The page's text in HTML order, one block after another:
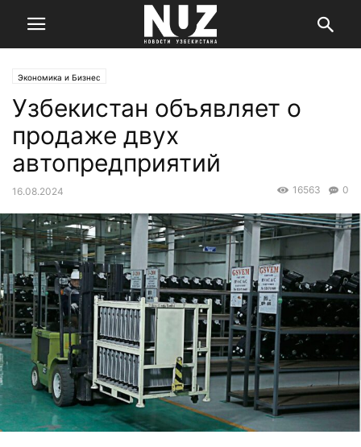
Экономика и Бизнес
Узбекистан объявляет о
продаже двух
автопредприятий
16.08.2024 0
16563